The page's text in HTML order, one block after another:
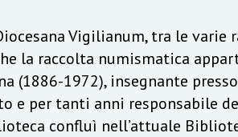
Vigilianum, tra le varie
la raccolta numismatica
(1886-1972), insegnante
e per tanti anni responsabile
confluì nell’attuale